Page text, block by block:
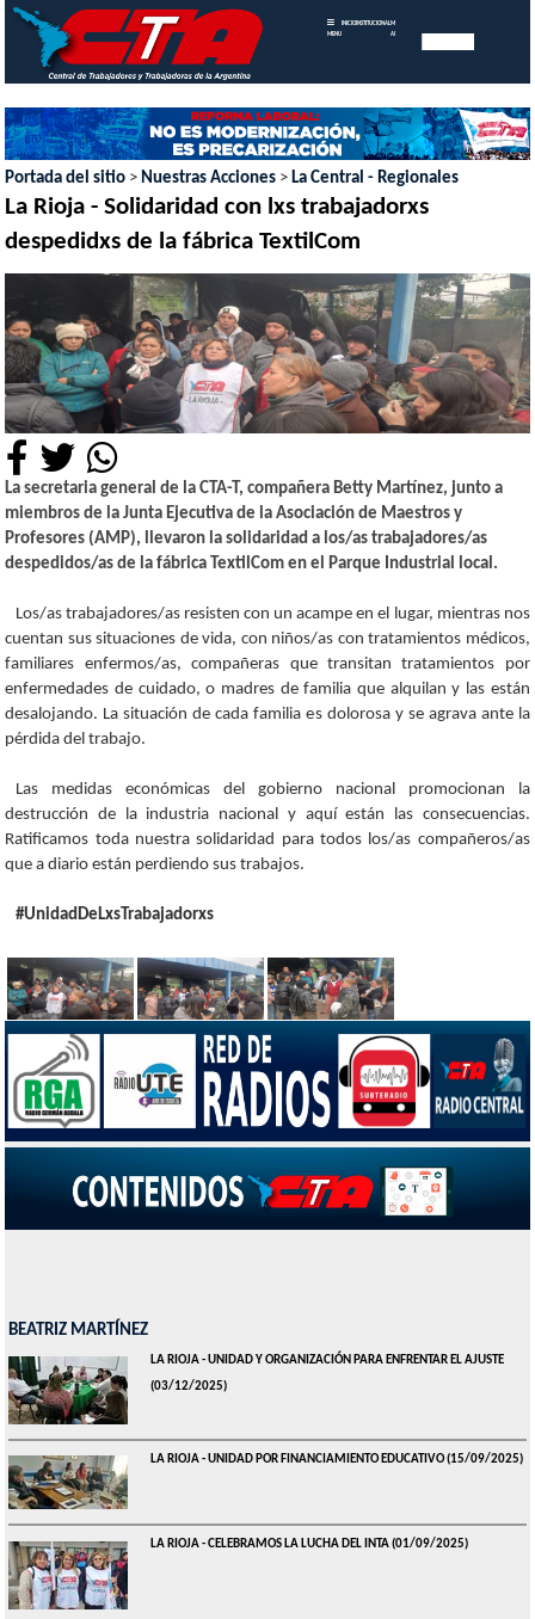
MENU
INICIOINSTITUCIONAL MEMORIAS
ANUALES
Portada del sitio > Nuestras Acciones > La Central - Regionales
La Rioja - Solidaridad con lxs trabajadorxs
despedidxs de la fábrica TextilCom
La secretaria general de la CTA-T, compañera Betty Martínez, junto a
miembros de la Junta Ejecutiva de la Asociación de Maestros y
Profesores (AMP), llevaron la solidaridad a los/as trabajadores/as
despedidos/as de la fábrica TextilCom en el Parque Industrial local.
Los/as trabajadores/as resisten con un acampe en el lugar, mientras nos
cuentan sus situaciones de vida, con niños/as con tratamientos médicos,
familiares enfermos/as, compañeras que transitan tratamientos por
enfermedades de cuidado, o madres de familia que alquilan y las están
desalojando. La situación de cada familia es dolorosa y se agrava ante la
pérdida del trabajo.
Las medidas económicas del gobierno nacional promocionan la
destrucción de la industria nacional y aquí están las consecuencias.
Ratificamos toda nuestra solidaridad para todos los/as compañeros/as
que a diario están perdiendo sus trabajos.
#UnidadDeLxsTrabajadorxs
BEATRIZ MARTÍNEZ
LA RIOJA - UNIDAD Y ORGANIZACIÓN PARA ENFRENTAR EL AJUSTE
(03/12/2025)
LA RIOJA - UNIDAD POR FINANCIAMIENTO EDUCATIVO(15/09/2025)
LA RIOJA - CELEBRAMOS LA LUCHA DEL INTA(01/09/2025)